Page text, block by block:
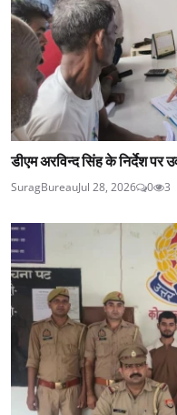
डीएम अरविन्द सिंह के निर्देश पर
SuragBureauJul 28, 2026 0 3